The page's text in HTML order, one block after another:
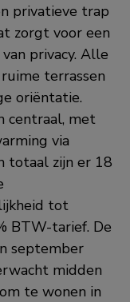
privatieve trap
zorgt voor een
privacy. Alle
terrassen
oriëntatie.
centraal, met
via
totaal zijn er 18
tot
BTW-tarief. De
september
midden
te wonen in